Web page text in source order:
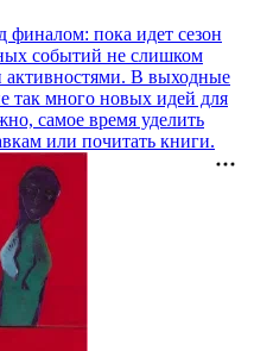
финалом: пока идет сезон
событий не слишком
активностями. В выходные
так много новых идей для
самое время уделить
или почитать книги.